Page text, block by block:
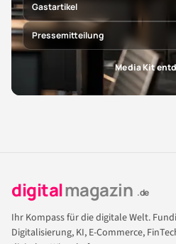
Gastartikel
Pressemitteilung
Media Kit
digitalmagazin .de
Ihr Kompass für die digitale Welt.
Digitalisierung, KI, E-Commerce,